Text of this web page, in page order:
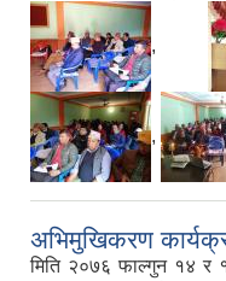
,
,
अभिमुखिकरण
मिति २०७६ फाल्गुन १४ र